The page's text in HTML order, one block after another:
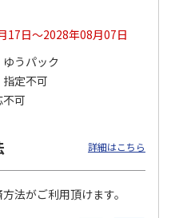
税込)
380円
(送料別・税込)
17日～2028年08月07日
ゆうパック
指定不可
可
詳細はこちら
法がご利用頂けます。